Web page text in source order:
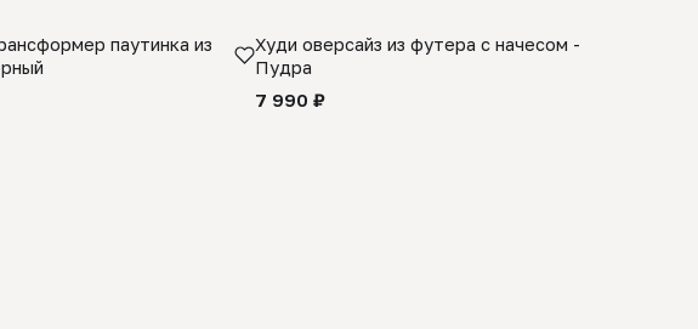
паутинка из
Худи оверсайз из футера с начесом -
Пудра
7 990 ₽